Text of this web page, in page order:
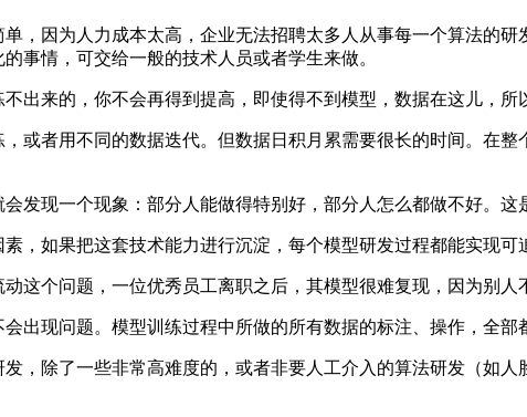
因为人力成本太高，企业无法招聘太多人从事每一个算法的研
事情，可交给一般的技术人员或者学生来做。
来的，你不会再得到提高，即使得不到模型，数据在这儿，所
者用不同的数据迭代。但数据日积月累需要很长的时间。在整
现一个现象：部分人能做得特别好，部分人怎么都做不好。这
如果把这套技术能力进行沉淀，每个模型研发过程都能实现可
个问题，一位优秀员工离职之后，其模型很难复现，因为别人
现问题。模型训练过程中所做的所有数据的标注、操作，全部
除了一些非常高难度的，或者非要人工介入的算法研发（如人